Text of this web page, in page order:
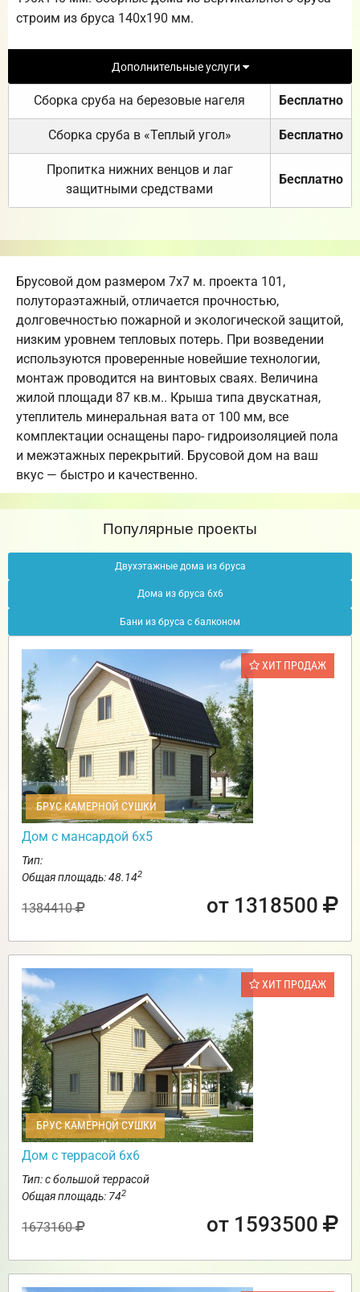
строим из бруса 140х190 мм.
Дополнительные услуги
Сборка сруба на березовые нагеля Бесплатно
Сборка сруба в «Теплый угол» Бесплатно
Пропитка нижних венцов и лаг
защитными средствами
Бесплатно
Брусовой дом размером 7х7 м. проекта 101,
полутораэтажный, отличается прочностью,
долговечностью пожарной и экологической защитой,
низким уровнем тепловых потерь. При возведении
используются проверенные новейшие технологии,
монтаж проводится на винтовых сваях. Величина
жилой площади 87 кв.м.. Крыша типа двускатная,
утеплитель минеральная вата от 100 мм, все
комплектации оснащены паро- гидроизоляцией пола
и межэтажных перекрытий. Брусовой дом на ваш
вкус — быстро и качественно.
Популярные проекты
Двухэтажные дома из бруса
Дома из бруса 6х6
Бани из бруса с балконом
ХИТ ПРОДАЖ
БРУС КАМЕРНОЙ СУШКИ
Дом с мансардой 6х5
Тип:
Общая площадь: 48.142
1384410 от 1318500
ХИТ ПРОДАЖ
БРУС КАМЕРНОЙ СУШКИ
Дом с террасой 6х6
Тип: с большой террасой
Общая площадь: 742
1673160 от 1593500